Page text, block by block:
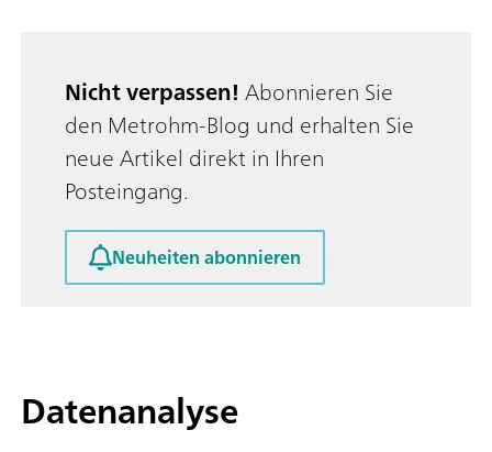
Nicht verpassen! Abonnieren Sie
den Metrohm-Blog und erhalten Sie
neue Artikel direkt in Ihren
Posteingang.
Neuheiten abonnieren
Datenanalyse